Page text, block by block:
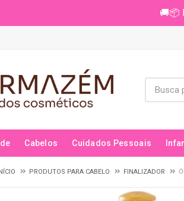
🚚📦
Cabelos Cuidados Pessoais
PRODUTOS PARA CABELO FINALIZADOR